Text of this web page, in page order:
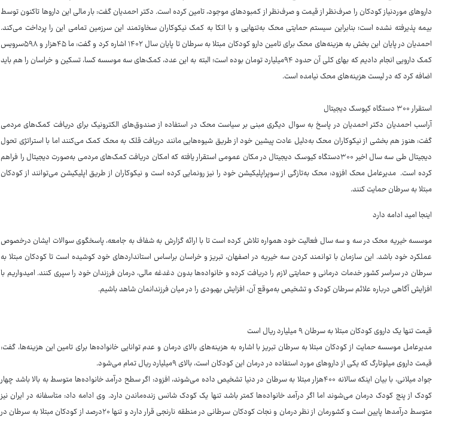
داروهای موردنیاز کودکان را صرف‌نظر از قیمت و صرف‌نظر از کمبودهای موجود، تامین کرده است. دکتر احمدیان گفت: بار مالی این داروها تاکنون توسط
بیمه پذیرفته نشده است؛ بنابراین سیستم حمایتی محک به‌تنهایی و با اتکا به کمک نیکوکاران سخاوتمند این سرزمین تمامی این را پرداخت می‌کند.
احمدیان در پایان این بخش به هزینه‌های محک برای تامین دارو کودکان مبتلا به سرطان تا پایان سال ۱۴۰۲ اشاره کرد و گفت: ما ۴۵هزار و ۵۹۸سرویس
کمک دارویی انجام دادیم که بهای کلی آن حدود ۹۴میلیارد تومان بوده است؛ البته به این عدد، کمک‌های سه موسسه کسا، تسکین و خراسان را هم باید
اضافه کرد که در لیست هزینه‌های محک نیامده است.
استقرار ۳۰۰ دستگاه کیوسک دیجیتال
آراسب احمدیان دکتر احمدیان در پاسخ به سوال دیگری مبنی بر سیاست محک در استفاده از صندوق‌های الکترونیک برای دریافت کمک‌های مردمی
گفت: هنوز هم بخشی از نیکوکاران محک به‌دلیل عادت پیشین خود از طریق شیوه‌هایی مانند دریافت قلک به محک کمک می‌کنند اما با استراتژی تحول
دیجیتال طی سه سال اخیر ۳۰۰دستگاه کیوسک دیجیتال در مکان عمومی استقرار یافته که امکان دریافت کمک‌های مردمی به‌صورت دیجیتال را فراهم
کرده است. مدیرعامل محک افزود: محک به‌تازگی از سوپراپلیکیشن خود را نیز رونمایی کرده است و نیکوکاران از طریق اپلیکیشن می‌توانند از کودکان
مبتلا به سرطان حمایت کنند.
اینجا امید ادامه دارد
موسسه خیریه محک در سه و سه سال فعالیت خود همواره تلاش کرده است تا با ارائه گزارش به شفاف به جامعه، پاسخگوی سوالات ایشان درخصوص
عملکرد خود باشد. این سازمان با توانمند کردن سه خیریه در اصفهان، تبریز و خراسان براساس استانداردهای خود کوشیده است تا کودکان مبتلا به
سرطان در سراسر کشور خدمات درمانی و حمایتی لازم را دریافت کرده و خانواده‌ها بدون دغدغه مالی، درمان فرزندان خود را سپری کنند. امیدواریم با
افزایش آگاهی درباره علائم سرطان کودک و تشخیص به‌موقع آن، افزایش بهبودی را در میان فرزندانمان شاهد باشیم.
قیمت تنها یک داروی کودکان مبتلا به سرطان ۹ میلیارد ریال است
مدیرعامل موسسه حمایت از کودکان مبتلا به سرطان تبریز با اشاره به هزینه‌های بالای درمان و عدم توانایی خانواده‌ها برای تامین این هزینه‌ها، گفت:
قیمت داروی میلوتارگ که یکی از داروهای مورد استفاده در درمان این کودکان است، بالای ۹میلیارد ریال تمام می‌شود.
جواد میلانی، با بیان اینکه سالانه ۴۰۰هزار مبتلا به سرطان در دنیا تشخیص داده می‌شوند، افزود: اگر سطح درآمد خانواده‌ها متوسط به بالا باشد چهار
کودک از پنج کودک درمان می‌شوند اما اگر درآمد خانواده‌ها کمتر باشد تنها یک کودک شانس زنده‌ماندن دارد. وی ادامه داد: متاسفانه در ایران نیز
متوسط درآمدها پایین است و کشورمان از نظر درمان و نجات کودکان سرطانی در منطقه نارنجی قرار دارد و تنها ۲۰درصد از کودکان مبتلا به سرطان در